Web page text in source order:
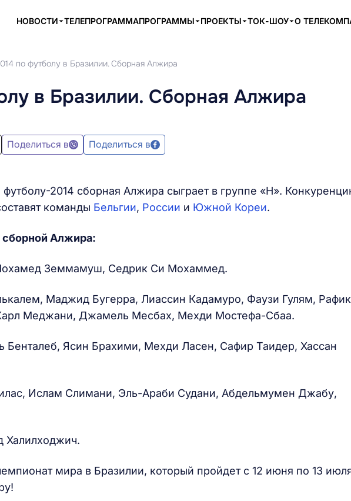
НОВОСТИ ТЕЛЕПРОГРАММАПРОГРАММЫ ПРОЕКТЫ ТОК-ШОУ О
по футболу в Бразилии. Сборная Алжира
в Бразилии. Сборная Алжира
Поделиться в Поделиться в
2014 сборная Алжира сыграет в группе «Н».
команды Бельгии, России и Южной Кореи.
сборной Алжира:
Земмамуш, Седрик Си Мохаммед.
Маджид Бугерра, Лиассин Кадамуро, Фаузи Гулям, Рафик
Меджани, Джамель Месбах, Мехди Мостефа-Сбаа.
Бенталеб, Ясин Брахими, Мехди Ласен, Сафир Таидер, Хассан
Ислам Слимани, Эль-Араби Судани, Абдельмумен Джабу,
Халилходжич.
мира в Бразилии, который пройдет с 12 июня по 13